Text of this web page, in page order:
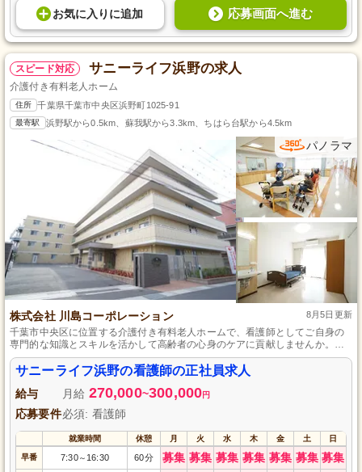
お気に入り に追加 応募画面へ進む
スピード対応 サニーライフ浜野の求人
介護付き有料老人ホーム
住所 千葉県千葉市中央区浜野町1025-91
最寄駅 浜野駅から0.5km、蘇我駅から3.3km、ちはら台駅から4.5km
パノラマ
株式会社 川島コーポレーション 8月5日更新
千葉市中央区に位置する介護付き有料老人ホームで、看護師としてご自身の
専門的な知識とスキルを活かして高齢者の心身のケアに貢献しませんか。経
験者はもちろん、ブランクがある方も歓迎しており、丁寧な指導の下、安心
して業務に取り組むことができます。ワークライフバランスを重視し、充実
した福利厚生を整えており、長く安定して勤務するための環境がここにはあ
ります。
サニーライフ浜野の看護師の正社員求人
給与 月給 270,000~300,000円
応募要件必須: 看護師
就業時間 休憩 月 火 水 木 金 土 日
早番 7:30～ 16:30 60分 募集 募集 募集 募集 募集 募集 募集